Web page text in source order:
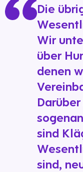
Die
Wir
über
denen
sind
sind,